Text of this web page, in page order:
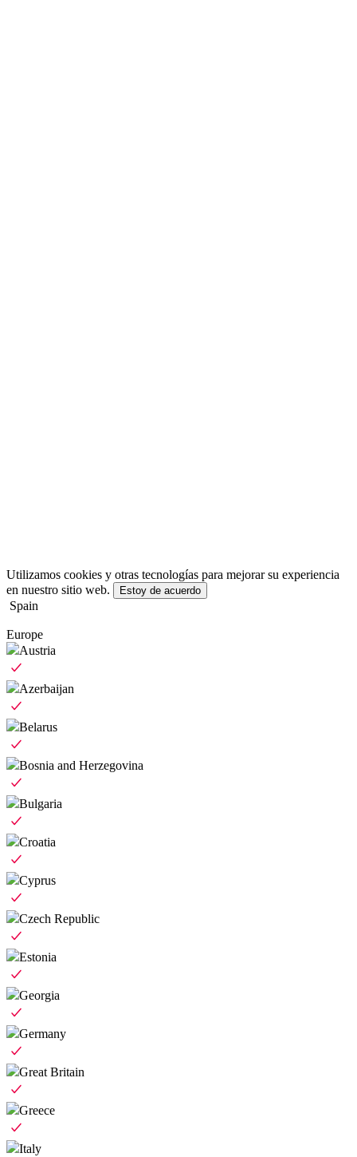
Utilizamos cookies y otras tecnologías para mejorar su experiencia
en nuestro sitio web.
Estoy de acuerdo
Spain
Europe
Austria
Azerbaijan
Belarus
Bosnia and Herzegovina
Bulgaria
Croatia
Cyprus
Czech Republic
Estonia
Georgia
Germany
Great Britain
Greece
Italy